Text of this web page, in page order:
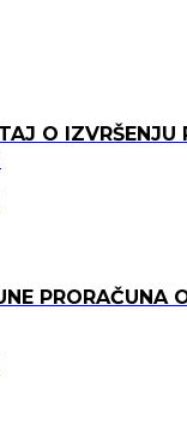
O IZVRŠENJU
PRORAČUNA